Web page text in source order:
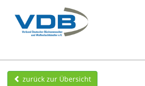
zurück zur Übersicht